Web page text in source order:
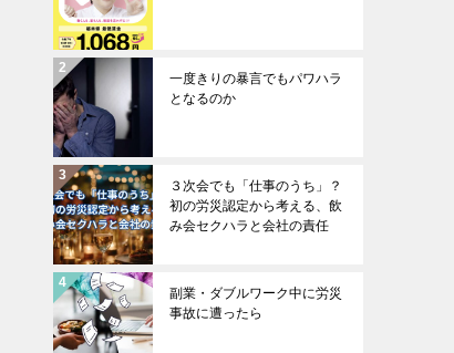
一度きりの暴言でもパワハラ
となるのか
３次会でも「仕事のうち」？
初の労災認定から考える、飲
み会セクハラと会社の責任
副業・ダブルワーク中に労災
事故に遭ったら